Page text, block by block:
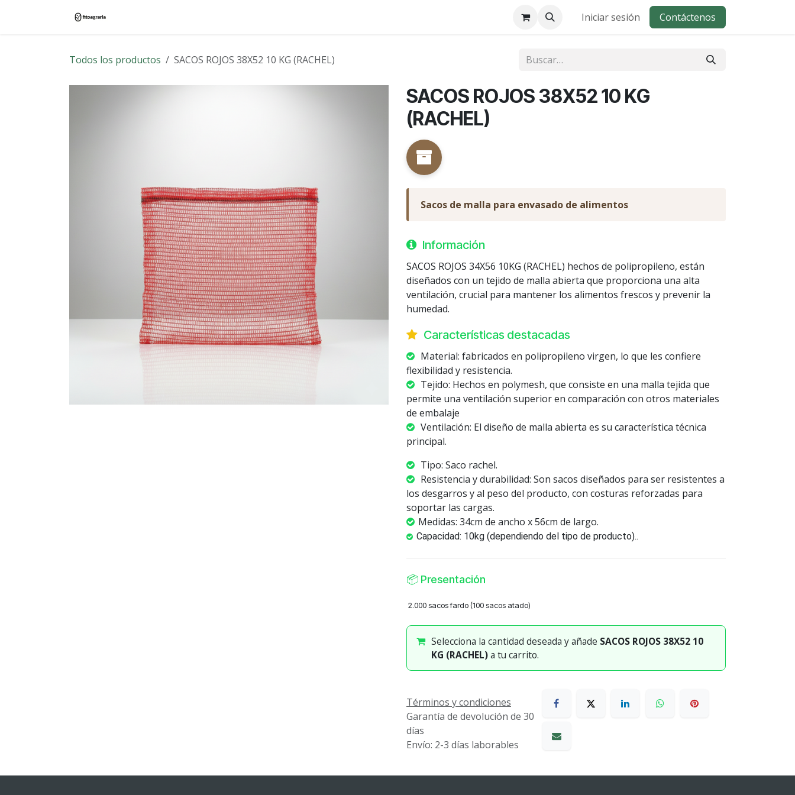
Iniciar sesión Contáctenos
Todos los productos SACOS ROJOS 38X52 10 KG (RACHEL)
SACOS ROJOS 38X52 10 KG
(RACHEL)
Sacos de malla para envasado de alimentos
Información
SACOS ROJOS 34X56 10KG (RACHEL) hechos de polipropileno, están
diseñados con un tejido de malla abierta que proporciona una alta
ventilación, crucial para mantener los alimentos frescos y prevenir la
humedad.
Características destacadas
Material: fabricados en polipropileno virgen, lo que les confiere
flexibilidad y resistencia.
Tejido: Hechos en polymesh, que consiste en una malla tejida que
permite una ventilación superior en comparación con otros materiales
de embalaje
Ventilación: El diseño de malla abierta es su característica técnica
principal.
Tipo: Saco rachel.
Resistencia y durabilidad: Son sacos diseñados para ser resistentes a
los desgarros y al peso del producto, con costuras reforzadas para
soportar las cargas.
Medidas: 34cm de ancho x 56cm de largo.
Capacidad: 10kg (dependiendo del tipo de producto)..
📦 Presentación
2.000 sacos fardo (100 sacos atado)
Selecciona la cantidad deseada y añade SACOS ROJOS 38X52 10
KG (RACHEL)a tu carrito.
Términos y condiciones
Garantía de devolución de 30
días
Envío: 2-3 días laborables